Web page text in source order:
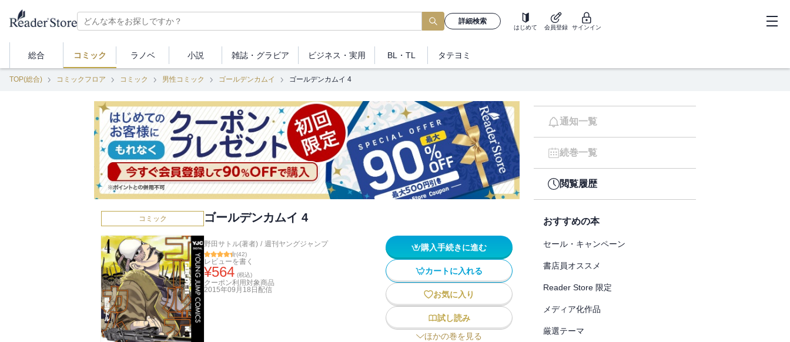
詳細検索
はじめて 会員登録 サインイン
総合 コミック ラノベ 小説 雑誌・ グラビア ビジネス ・実用 BL・TL タテヨミ
TOP(総合) コミックフロア コミック 男性コミック ゴールデンカムイ ゴールデンカムイ 4
コミック ゴールデンカムイ 4
野田サトル(著者) / 週刊ヤングジャンプ
(42)
レビューを書く
¥564 (税込)
クーポン利用対象商品
2015年09月18日 配信
購入手続きに進む
カートに入れる
お気に入り
試し読み
ほかの巻を見る
通知一覧
続巻一覧
閲覧履歴
おすすめの本
セール・キャンペーン
書店員オススメ
Reader Store 限定
メディア化作品
厳選テーマ